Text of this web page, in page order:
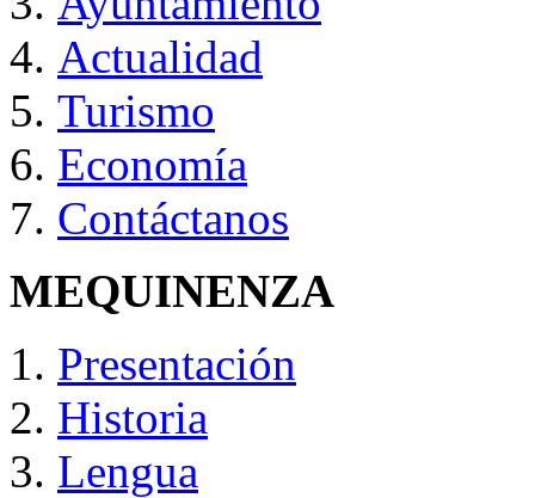
Actualidad
Turismo
Economía
Contáctanos
MEQUINENZA
Presentación
Historia
Lengua